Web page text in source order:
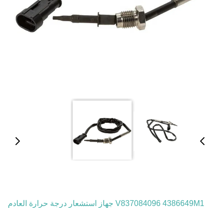
V837084096 4386649M1 جهاز استشعار درجة حرارة العادم